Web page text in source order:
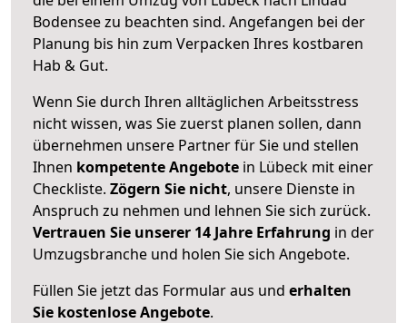
Bodensee zu beachten sind. Angefangen bei der
Planung bis hin zum Verpacken Ihres kostbaren
Hab & Gut.
Wenn Sie durch Ihren alltäglichen Arbeitsstress
nicht wissen, was Sie zuerst planen sollen, dann
übernehmen unsere Partner für Sie und stellen
Ihnen kompetente Angebote in Lübeck mit einer
Checkliste. Zögern Sie nicht, unsere Dienste in
Anspruch zu nehmen und lehnen Sie sich zurück.
Vertrauen Sie unserer 14 Jahre Erfahrung in der
Umzugsbranche und holen Sie sich Angebote.
Füllen Sie jetzt das Formular aus und erhalten
Sie kostenlose Angebote.